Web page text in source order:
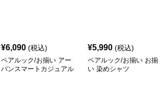
¥6,090 (税込)
ペアルック/お揃い アー
バンスマートカジュアル
¥5,990 (税込)
ペアルック/お揃い お揃
い 染めシャツ